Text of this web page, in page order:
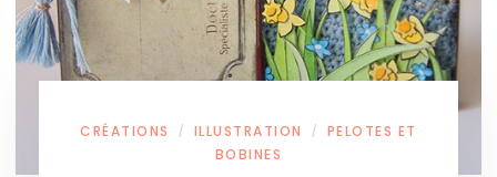
CRÉATIONS / ILLUSTRATION /
PELOTES ET
BOBINES